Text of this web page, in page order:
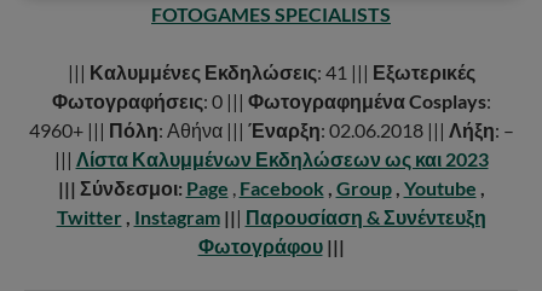
FOTOGAMES SPECIALISTS
||| Καλυμμένες Εκδηλώσεις: 41 ||| Εξωτερικές
Φωτογραφήσεις: 0 ||| Φωτογραφημένα Cosplays:
4960+ ||| Πόλη: Αθήνα ||| Έναρξη: 02.06.2018 ||| Λήξη: –
||| Λίστα Καλυμμένων Εκδηλώσεων ως και 2023
||| Σύνδεσμοι: Page , Facebook , Group, Youtube ,
Twitter , Instagram|| | Παρουσίαση & Συνέντευξη
Φωτογράφου|||